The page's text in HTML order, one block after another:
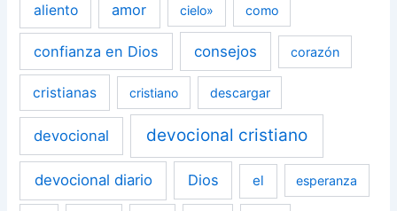
aliento amor cielo» como
confianza en Dios consejos corazón
cristianas cristiano descargar
devocional devocional cristiano
devocional diario Dios el esperanza